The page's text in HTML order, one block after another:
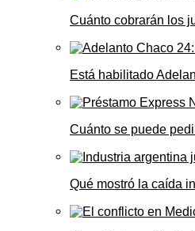
Cuánto cobrarán los
Está habilitado
Cuánto se puede
Qué mostró la caída